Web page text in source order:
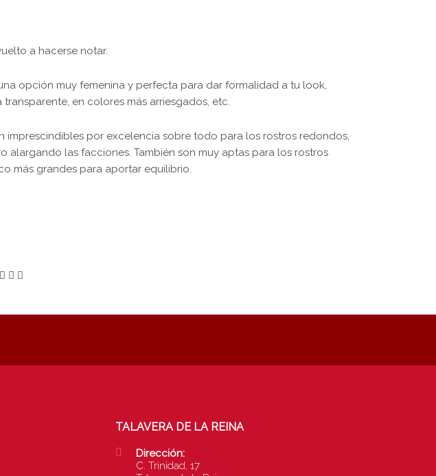
a hacerse notar.
opción muy femenina y perfecta para dar formalidad a tu look,
en colores más arriesgados, etc.
por excelencia sobre todo para los rostros redondos,
las facciones. También son muy aptas para los rostros
más grandes para aportar equilibrio.
TALAVERA DE LA REINA
Dirección:
C. Trinidad, 17